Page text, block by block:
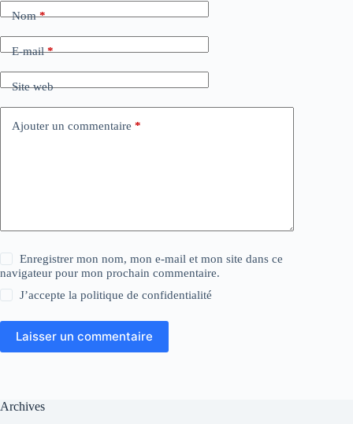
Nom*
E-mail*
Site web
Ajouter un commentaire *
Enregistrer mon nom, mon e-mail et mon site dans ce
navigateur pour mon prochain commentaire.
J’accepte lapolitique de confidentialité
Laisser un commentaire
Archives